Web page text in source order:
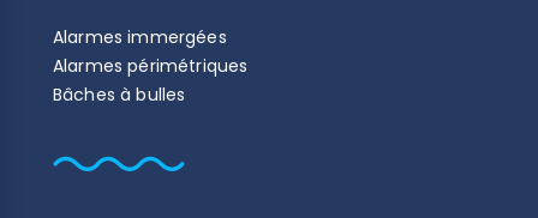
Alarmes immergées
Alarmes périmétriques
Bâches à bulles